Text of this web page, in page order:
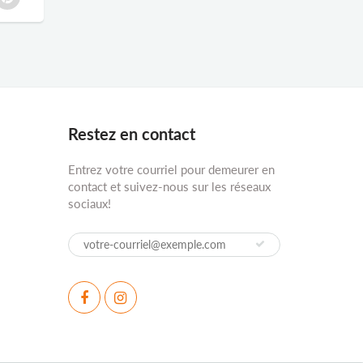
Restez en contact
Entrez votre courriel pour demeurer en
contact et suivez-nous sur les réseaux
sociaux!